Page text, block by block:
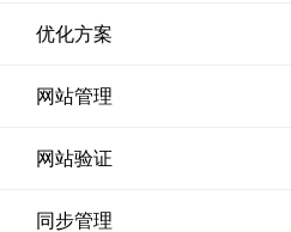
优化方案
网站管理
网站验证
同步管理